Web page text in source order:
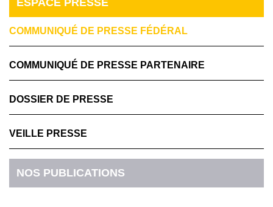
COMMUNIQUÉ DE PRESSE FÉDÉRAL
COMMUNIQUÉ DE PRESSE PARTENAIRE
DOSSIER DE PRESSE
VEILLE PRESSE
NOS PUBLICATIONS